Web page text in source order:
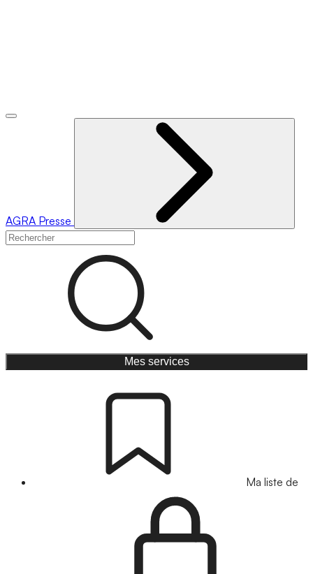
AGRA Presse
Mes services
Ma liste de